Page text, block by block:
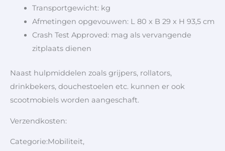
Transportgewicht: kg
Afmetingen opgevouwen: L 80 x B 29 x H 93,5 cm
Crash Test Approved: mag als vervangende
zitplaats dienen
Naast hulpmiddelen zoals grijpers, rollators,
drinkbekers, douchestoelen etc. kunnen er ook
scootmobiels worden aangeschaft.
Verzendkosten:
Categorie:Mobiliteit,